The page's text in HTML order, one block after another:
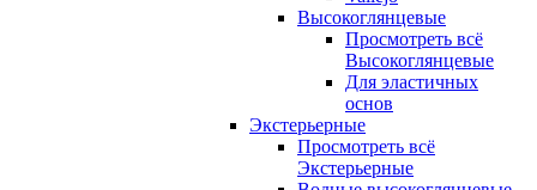
Высокоглянцевые
Просмотреть всё
Высокоглянцевые
Для эластичных
основ
Экстерьерные
Просмотреть всё
Экстерьерные